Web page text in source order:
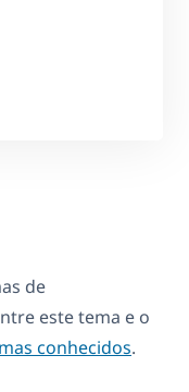
de
este tema e o
conhecidos.